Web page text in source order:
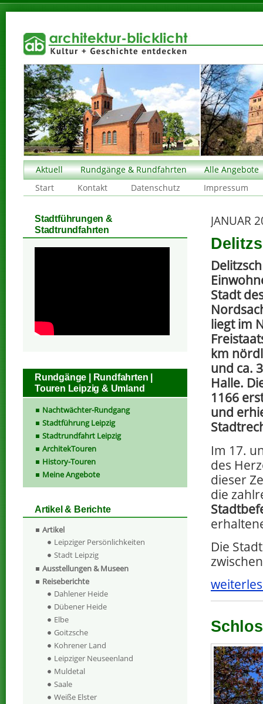
Aktuell Rundgänge & Rundfahrten
Alle Angebote
Start
Kontakt Datenschutz Impressum
JANUAR
Stadt
liegt im
km
und ca.
Halle.
1166
und
Im 17.
des
dieser
die
Die
Stadtführungen &
Stadtrundfahrten
Rundgänge | Rundfahrten |
Touren Leipzig & Umland
Nachtwächter-Rundgang
Stadtführung Leipzig
Stadtrundfahrt Leipzig
ArchitekTouren
History-Touren
Meine Angebote
Artikel & Berichte
Artikel
Leipziger Persönlichkeiten
Stadt Leipzig
Ausstellungen & Museen
Reiseberichte
Dahlener Heide
Dübener Heide
Elbe
Goitzsche
Kohrener Land
Leipziger Neuseenland
Muldetal
Saale
Weiße Elster